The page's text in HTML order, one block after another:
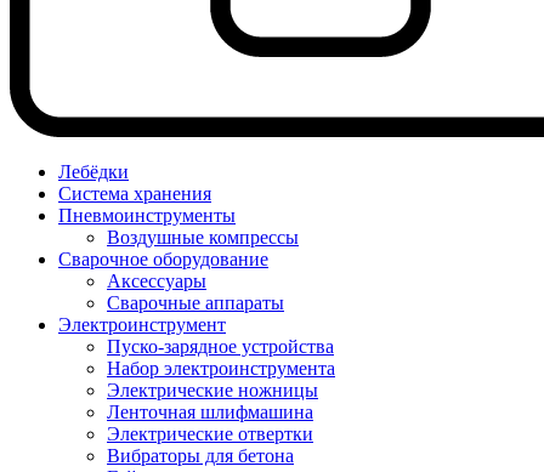
Лебёдки
Система хранения
Пневмоинструменты
Воздушные компрессы
Сварочное оборудование
Аксессуары
Сварочные аппараты
Электроинструмент
Пуско-зарядное устройства
Набор электроинструмента
Электрические ножницы
Ленточная шлифмашина
Электрические отвертки
Вибраторы для бетона